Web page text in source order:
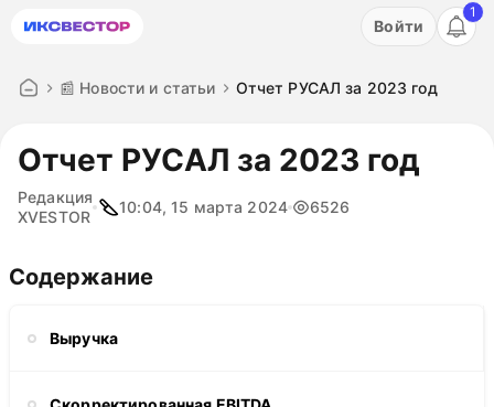
Акция: бесплатный пробный период на 3 дня!
Войти
1
📰 Новости и статьи Отчет РУСАЛ за 2023 год
Отчет РУСАЛ за 2023 год
Редакция
XVESTOR
10:04, 15 марта 2024 6526
Содержание
Выручка